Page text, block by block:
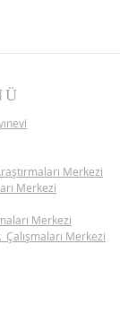
Merkezi
Merkezi
Merkezi
Çalışmaları Merkezi